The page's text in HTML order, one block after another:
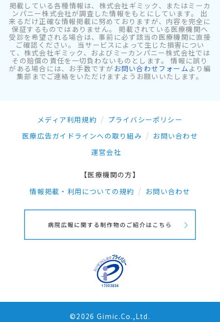
掲載している各種情報は、株式会社ギミック、またはミーカ
ンパニー株式会社が調査した情報をもとにしています。 出
来るだけ正確な情報掲載に努めておりますが、内容を完全に
保証するものではありません。 掲載されている医療機関へ
受診を希望される場合は、事前に必ず該当の医療機関に直接
ご確認ください。 当サービスによって生じた損害につい
て、株式会社ギミック、およびミーカンパニー株式会社では
その賠償の責任を一切負わないものとします。 情報に誤り
がある場合には、お手数ですが お問い合わせフォーム より編
集部までご連絡をいただけますようお願いいたします。
メディア利用規約
プライバシーポリシー
医療広告ガイドラインへの取り組み
お問い合わせ
運営会社
【医療機関の方】
情報掲載・利用についての規約
お問い合わせ
©2026 Gimic.Co.,Ltd.